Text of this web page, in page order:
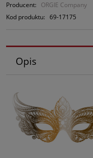
Producent:
ORGIE Company
Kod produktu: 69-17175
Opis